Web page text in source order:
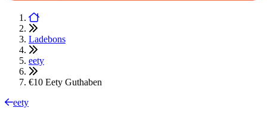
Ladebons
eety
€10 Eety Guthaben
eety